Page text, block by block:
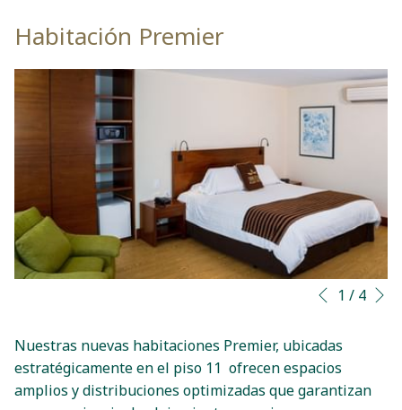
Habitación Premier
Botones
presentación
Al
siguientes
Anterior
1 / 4
Nuestras nuevas habitaciones Premier, ubicadas
estratégicamente en el piso 11 ofrecen espacios
amplios y distribuciones optimizadas que garantizan